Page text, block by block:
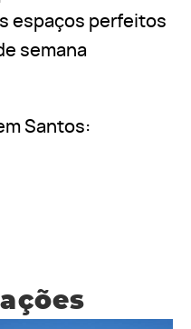
espaços perfeitos
semana
Santos: